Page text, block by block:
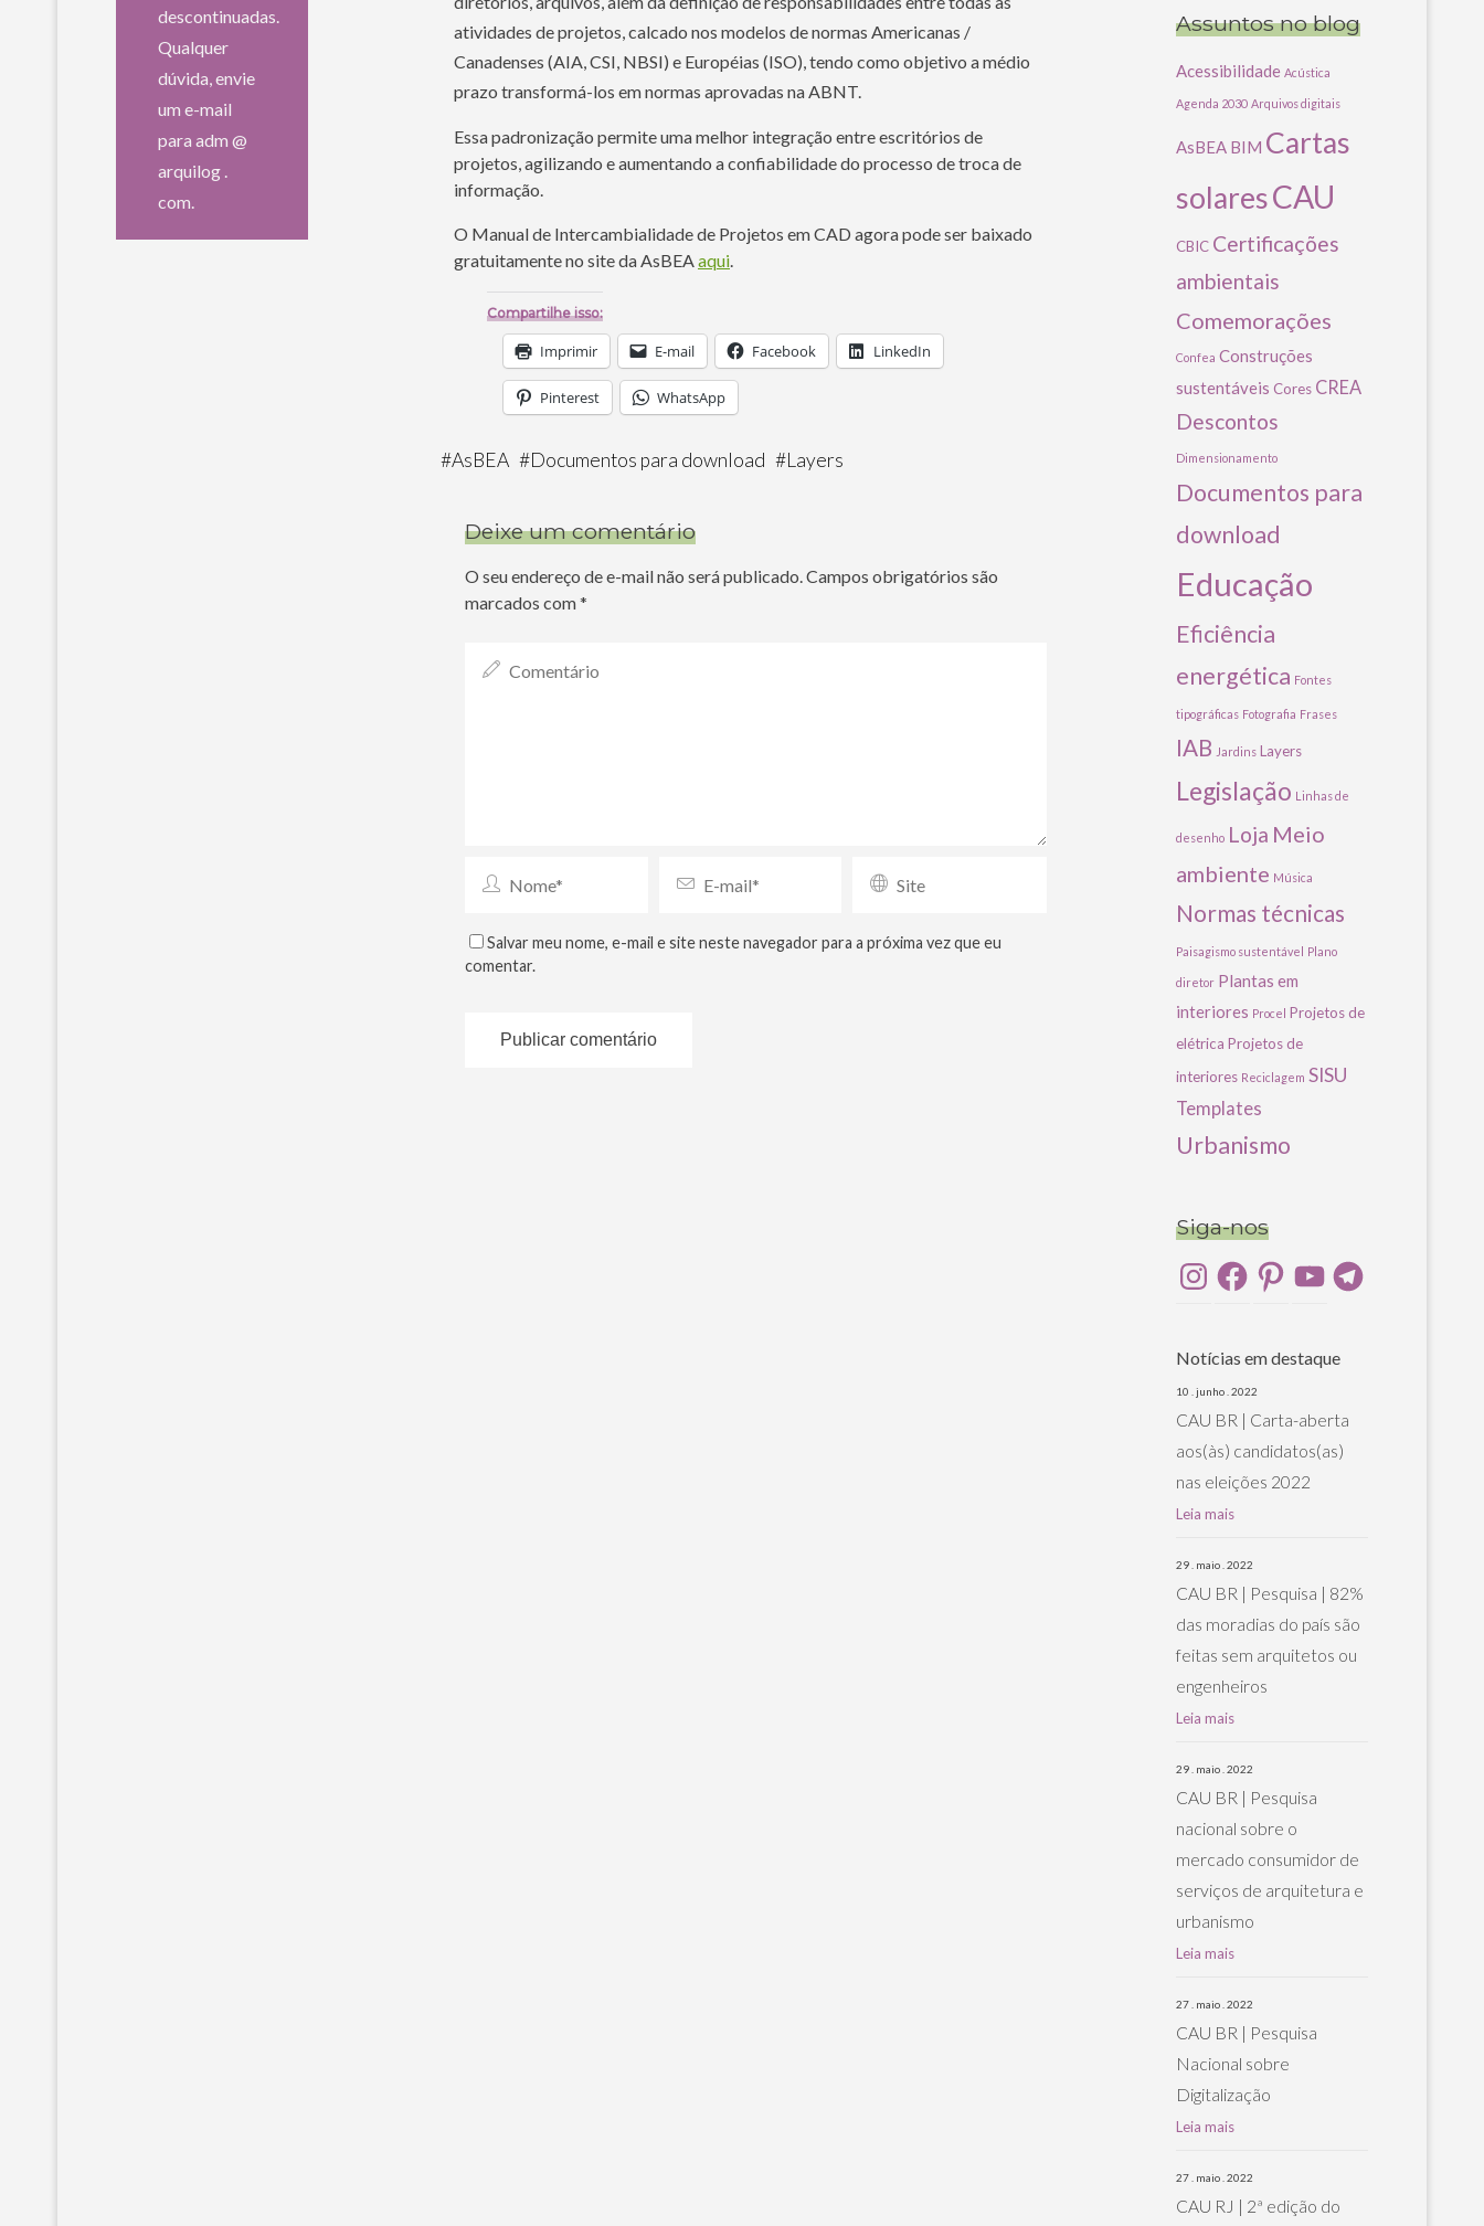
atividades de projetos, calcado nos modelos de normas Americanas /
Canadenses (AIA, CSI, NBSI) e Européias (ISO), tendo como objetivo a médio
prazo transformá-los em normas aprovadas na ABNT.
Essa padronização permite uma melhor integração entre escritórios de
projetos, agilizando e aumentando a confiabilidade do processo de troca de
informação.
O Manual de Intercambialidade de Projetos em CAD agora pode ser baixado
gratuitamente no site da AsBEA aqui
Compartilhe isso:
Imprimir E-mail Facebook LinkedIn
Pinterest WhatsApp
#AsBEA #Documentos para download #Layers
Deixe um comentário
O seu endereço de e-mail não será publicado.Campos obrigatórios são
marcados com*
Salvar meu nome, e-mail e site neste navegador para a próxima vez que eu
comentar.
descontinuadas.
Qualquer
dúvida, envie
um e-mail
para adm @
arquilog .
com.
Assuntos no blog
Acessibilidade Acústica
Agenda 2030 Arquivos digitais
AsBEA BIM Cartas
solaresCAU
CBIC Certificações
ambientais
Comemorações
Confea Construções
sustentáveis Cores CREA
Descontos
Dimensionamento
Documentos para
download
Educação
Eficiência
energética Fontes
tipográficas Fotografia Frases
IAB Jardins Layers
Legislação Linhas de
desenho Loja Meio
ambiente Música
Normas técnicas
Paisagismo sustentável Plano
diretor Plantas em
interiores Procel Projetos de
elétrica Projetos de
interiores Reciclagem SISU
Templates
Urbanismo
Siga-nos
InstagramFacebookPinterestYouTubeTelegram
Notícias em destaque
10 . junho . 2022
CAU BR | Carta-aberta
aos(às) candidatos(as)
nas eleições 2022
Leia mais
29 . maio . 2022
CAU BR | Pesquisa | 82%
das moradias do país são
feitas sem arquitetos ou
engenheiros
Leia mais
29 . maio . 2022
CAU BR | Pesquisa
nacional sobre o
mercado consumidor de
serviços de arquitetura e
urbanismo
Leia mais
27 . maio . 2022
CAU BR | Pesquisa
Nacional sobre
Digitalização
Leia mais
27 . maio . 2022
CAU RJ | 2ª edição do